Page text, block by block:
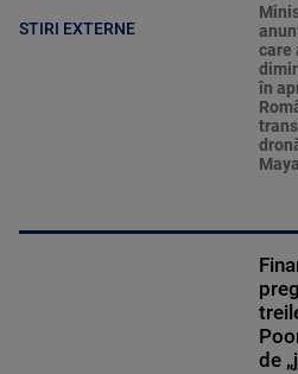
STIRI EXTERNE
care
în
de